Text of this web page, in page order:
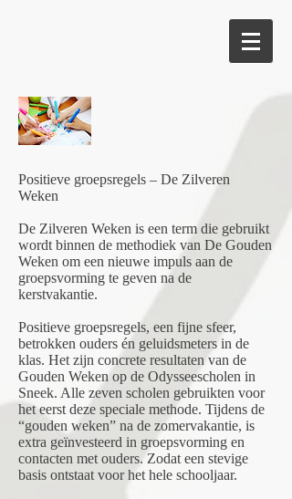
Positieve groepsregels – De Zilveren
Weken
De Zilveren Weken is een term die gebruikt
wordt binnen de methodiek van De Gouden
Weken om een nieuwe impuls aan de
groepsvorming te geven na de
kerstvakantie.
Positieve groepsregels, een fijne sfeer,
betrokken ouders én geluidsmeters in de
klas. Het zijn concrete resultaten van de
Gouden Weken op de Odysseescholen in
Sneek. Alle zeven scholen gebruikten voor
het eerst deze speciale methode. Tijdens de
“gouden weken” na de zomervakantie, is
extra geïnvesteerd in groepsvorming en
contacten met ouders. Zodat een stevige
basis ontstaat voor het hele schooljaar.